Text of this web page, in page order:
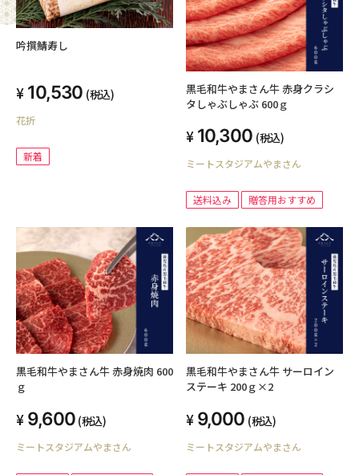
吟撰鯖寿し
10,530 (税込)
花折
新着
黒毛和牛やまさん牛 赤身クラシ
タしゃぶしゃぶ 600ｇ
10,300 (税込)
ミートスタジアムやまさん
送料込み 贈答用おすすめ
黒毛和牛やまさん牛 赤身焼肉 600
ｇ
9,600 (税込)
ミートスタジアムやまさん
黒毛和牛やまさん牛 サーロイン
ステーキ 200ｇ×2
9,000 (税込)
ミートスタジアムやまさん